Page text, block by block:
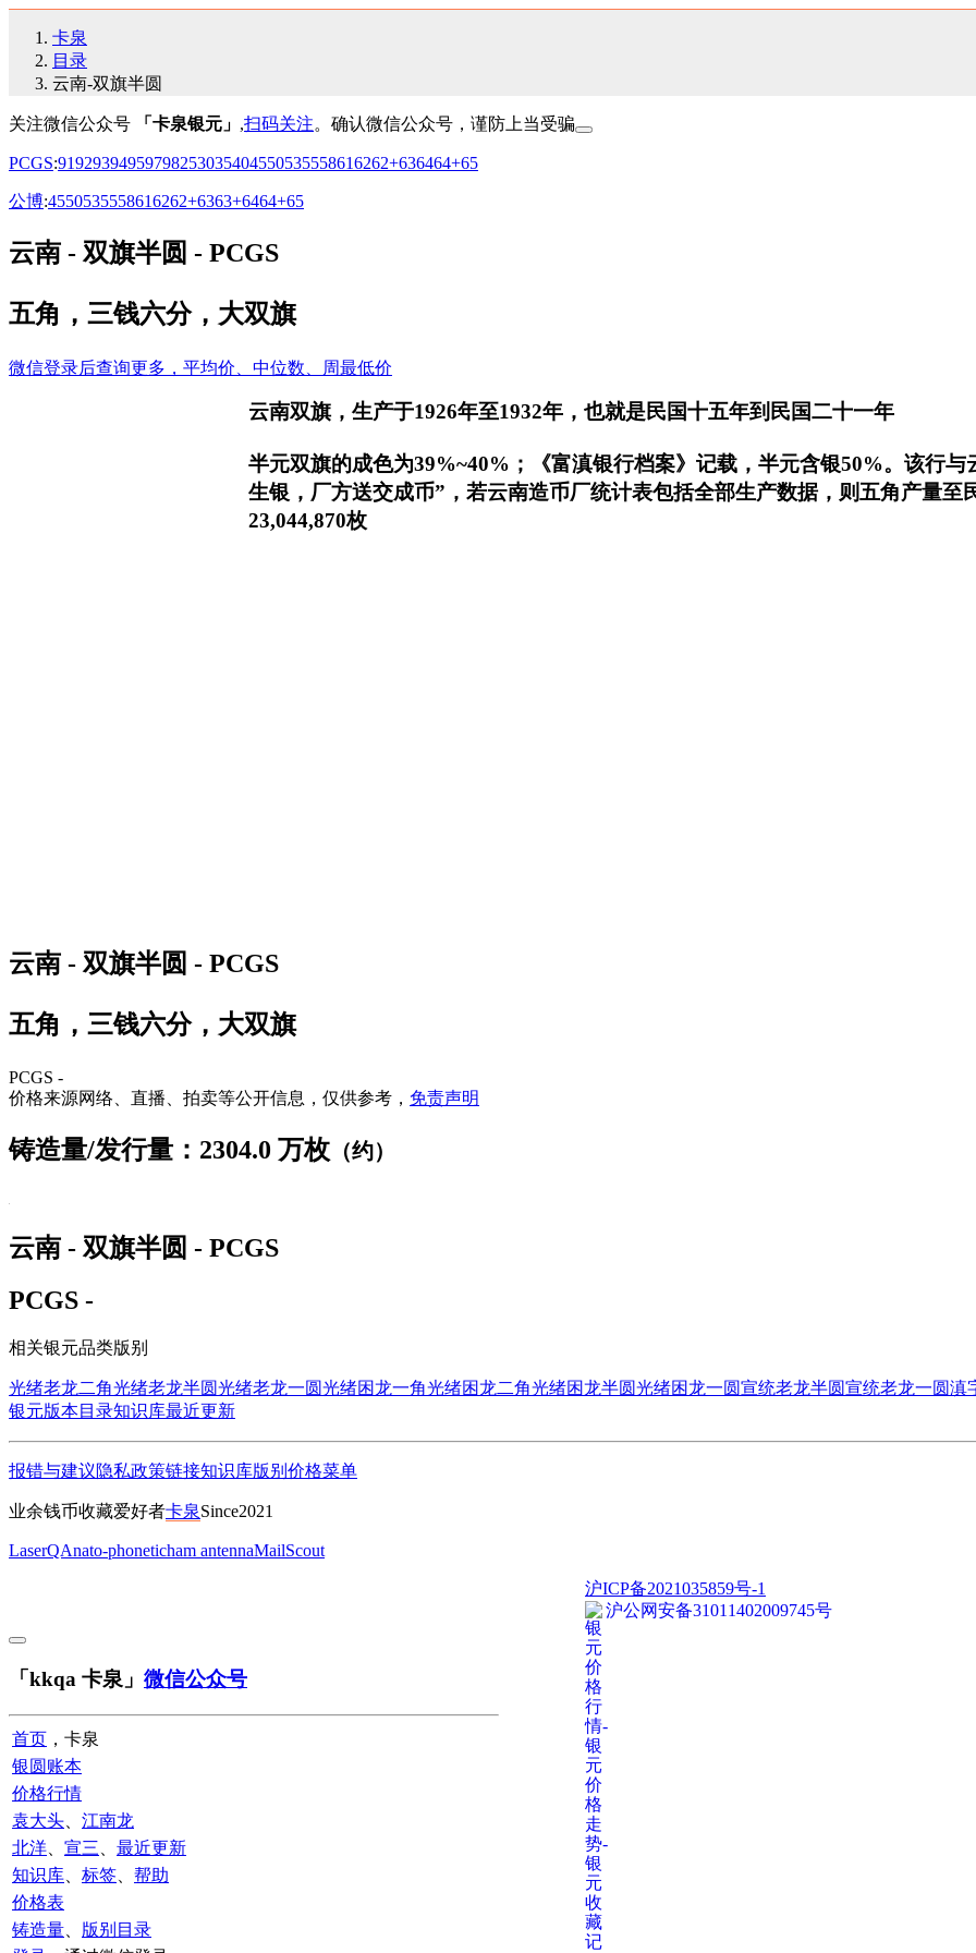
卡泉
目录
云南-双旗半圆
关注微信公众号 「卡泉银元」 ,扫码关注。确认微信公众号，谨防上当受骗
PCGS:91929394959798253035404550535558616262+636464+65
公博:4550535558616262+6363+6464+65
云南 - 双旗半圆 - PCGS
五角，三钱六分，大双旗
微信登录后查询更多，平均价、中位数、周最低价
云南双旗，生产于1926年至1932年，也就是民国十五年到民国二十一年
半元双旗的成色为39%~40%；《富滇银行档案》记载，半元含银50%。该行与
生银，厂方送交成币”，若云南造币厂统计表包括全部生产数据，则五角产量至
23,044,870枚
云南 - 双旗半圆 - PCGS
五角，三钱六分，大双旗
PCGS -
价格来源网络、直播、拍卖等公开信息，仅供参考， 免责声明
铸造量/发行量：2304.0 万枚 （约）
云南 - 双旗半圆 - PCGS
PCGS -
相关银元品类版别
光绪老龙二角光绪老龙半圆光绪老龙一圆光绪困龙一角光绪困龙二角光绪困龙半圆光绪困龙一圆宣统老龙半圆宣统老龙一圆滇
银元版本目录知识库最近更新
报错与建议隐私政策链接知识库版别 价格菜单
业余钱币收藏爱好者卡泉Since2021
LaserQAnato-phoneticham antennaMailScout
沪ICP备2021035859号-1
沪公网安备31011402009745号
「kkqa 卡泉」 微信公众号
首页 ，卡泉
银圆账本
价格行情
袁大头
江南龙
北洋
宣三
最近更新
知识库
标签
帮助
价格表
铸造量
版别目录